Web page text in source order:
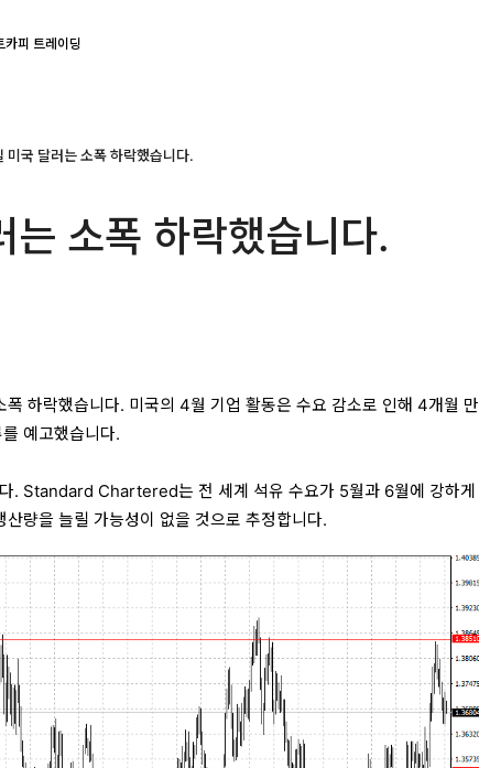
카피 트레이딩
미국 달러는 소폭 하락했습니다.
는 소폭 하락했습니다.
하락했습니다. 미국의 4월 기업 활동은 수요 감소로 인해 4개월 만
예고했습니다.
. Standard Chartered는 전 세계 석유 수요가 5월과 6월에 강하게
량을 늘릴 가능성이 없을 것으로 추정합니다.